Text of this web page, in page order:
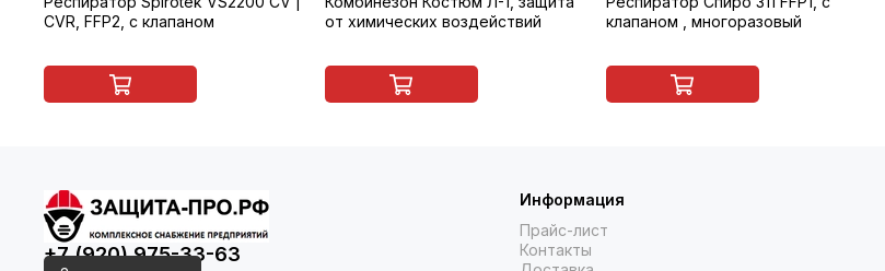
CVR, FFP2, с клапаном
от химических воздействий
клапаном , многоразовый
+7 (920) 975-33-63
Информация
Прайс-лист
Контакты